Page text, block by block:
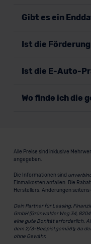
Gibt es ein
Ist die
Ist die E-Auto-
Wo finde ich die
Alle Preise sind inklusive
angegeben.
Die Informationen sind
Einmalkosten anfallen. Die
Herstellers. Änderungen
Dein Partner für Leasing,
GmbH (Grünwalder Weg 34,
eine gute Bonität erforderlich.
dem 2/3-Beispiel gemäß § 6a
ohne Gewähr.